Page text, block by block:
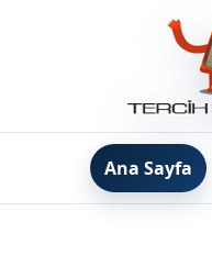
Ana Sayfa